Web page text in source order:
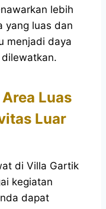
lebih
yang luas dan
menjadi daya
Luas
Luar
di Villa Gartik
kegiatan
dapat